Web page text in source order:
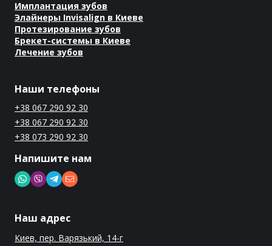
Имплантация зубов
Элайнеры Invisalign в Киеве
Протезирование зубов
Брекет-системы в Киеве
Лечение зубов
Наши телефоны
+38 067 290 92 30
+38 067 290 92 30
+38 073 290 92 30
Напишите нам
Наш адрес
Киев, пер. Варязький, 14-г